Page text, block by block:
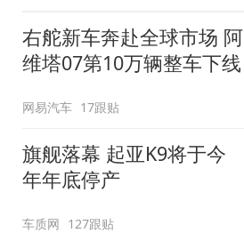
右舵新车奔赴全球市场 阿
维塔07第10万辆整车下线
网易汽车 17跟贴
旗舰落幕 起亚K9将于今
年年底停产
车质网 127跟贴